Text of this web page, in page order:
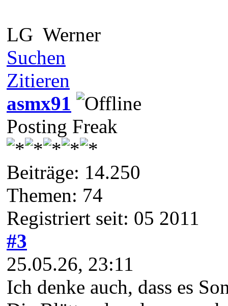
LG Werner
Suchen
Zitieren
asmx91
Posting Freak
Beiträge: 14.250
Themen: 74
Registriert seit: 05 2011
#3
25.05.26, 23:11
Ich denke auch, dass es